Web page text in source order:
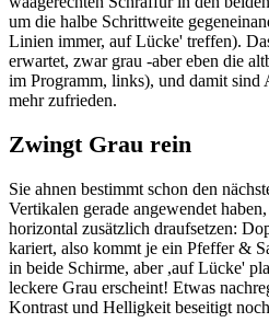
um die halbe Schrittweite
Linien immer, auf Lücke' treffen).
erwartet, zwar grau -aber eben die
im Programm, links), und damit sind
mehr zufrieden.
Zwingt Grau rein
Sie ahnen bestimmt schon den
Vertikalen gerade angewendet
horizontal zusätzlich draufsetzen:
kariert, also kommt je ein Pfeffer &
in beide Schirme, aber ,auf Lücke'
leckere Grau erscheint! Etwas
Kontrast und Helligkeit beseitigt